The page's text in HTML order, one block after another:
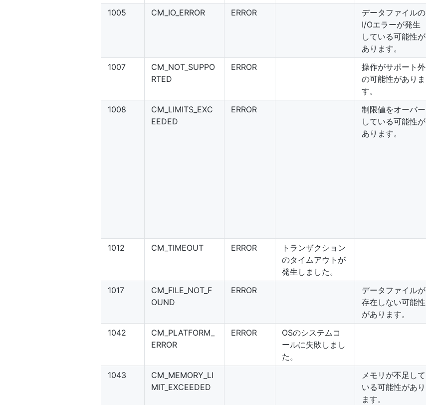
1005 CM_IO_ERROR ERROR
データファイルの
I/Oエラーが発生
している可能性が
あります。
1007
CM_NOT_SUPPO
RTED
ERROR
操作がサポート外
の可能性がありま
す。
1008
CM_LIMITS_EXC
EEDED
ERROR
制限値をオーバー
している可能性が
あります。
1012
CM_TIMEOUT ERROR
トランザクション
のタイムアウトが
発生しました。
1017
CM_FILE_NOT_F
OUND
ERROR
データファイルが
存在しない可能性
があります。
1042
CM_PLATFORM_
ERROR
ERROR
OSのシステムコ
ールに失敗しまし
た。
1043
CM_MEMORY_LI
MIT_EXCEEDED
メモリが不足して
いる可能性があり
ます。